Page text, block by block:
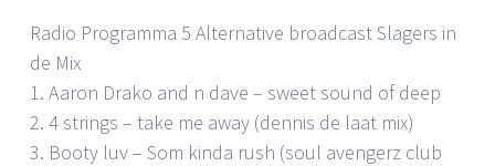
Radio Programma 5 Alternative broadcast Slagers in
de Mix
1. Aaron Drako and n dave – sweet sound of deep
2. 4 strings – take me away (dennis de laat mix)
3. Booty luv – Som kinda rush (soul avengerz club